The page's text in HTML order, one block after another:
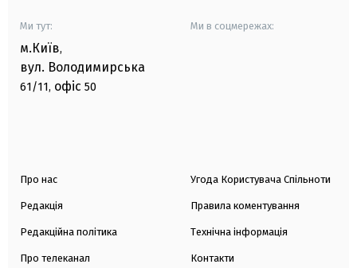
Ми тут:
м.Київ,
вул. Володимирська
61/11, офіс 50
Ми в соцмережах:
Про нас
Редакція
Редакційна політика
Про телеканал
Угода Користувача Спільноти
Правила коментування
Технічна інформація
Контакти